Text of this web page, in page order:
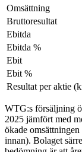
Omsättning
Bruttoresultat
Ebitda
Ebitda %
Ebit
Ebit %
Resultat per aktie
WTG:s försäljning
2025 jämfört med
ökade
innan). Bolaget